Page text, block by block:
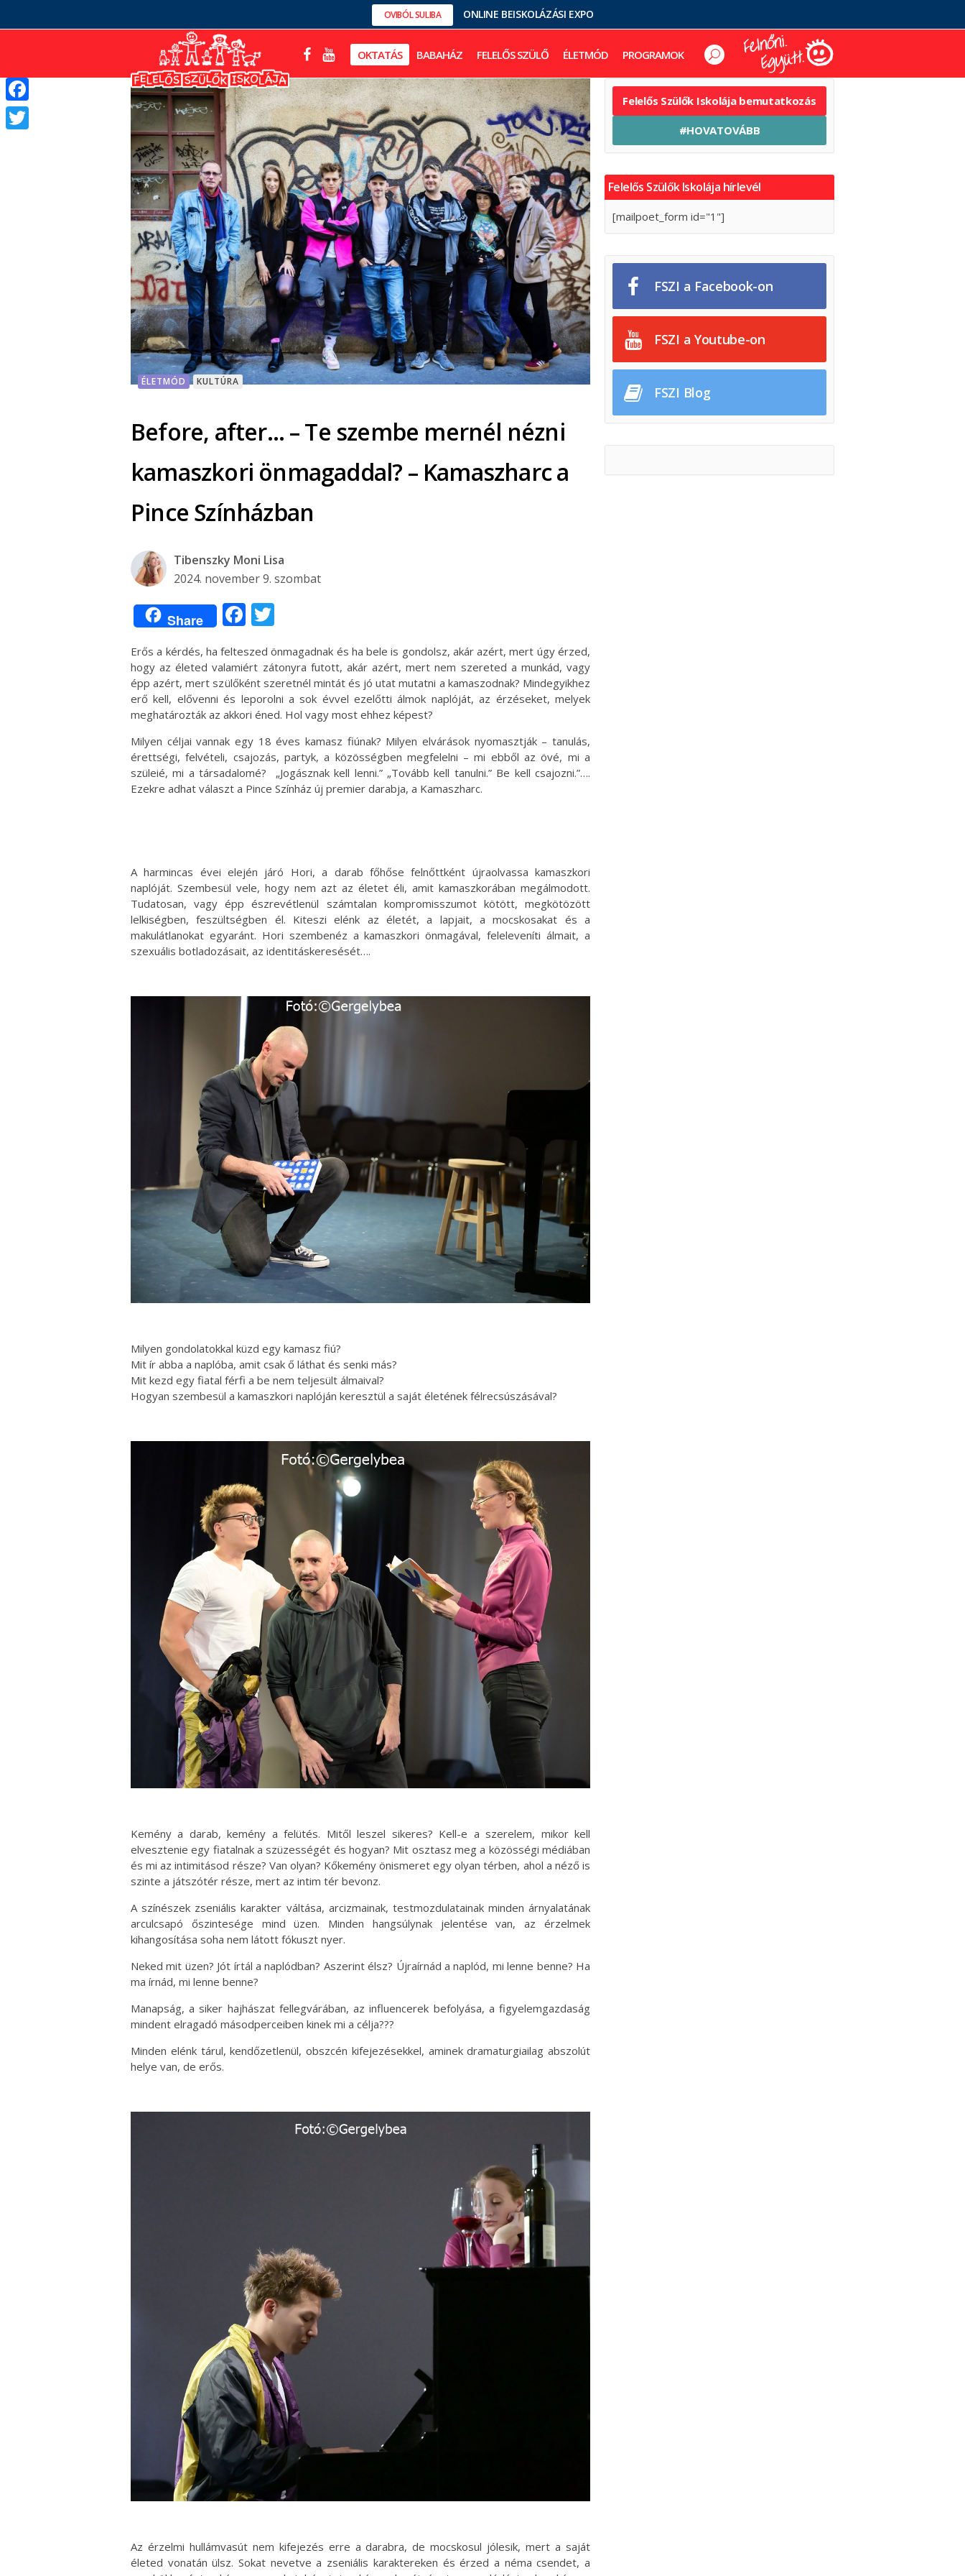
OVIBÓL SULIBA ONLINE BEISKOLÁZÁSI EXPO
OKTATÁS BABAHÁZ FELELŐS SZÜLŐ ÉLETMÓD PROGRAMOK
ÉLETMÓD KULTÚRA
Before, after… – Te szembe mernél nézni
kamaszkori önmagaddal? – Kamaszharc a
Pince Színházban
Tibenszky Moni Lisa
2024. november 9. szombat
Share Facebook
Erős a kérdés, ha felteszed önmagadnak és ha bele is gondolsz, akár azért, mert úgy érzed,
hogy az életed valamiért zátonyra futott, akár azért, mert nem szereted a munkád, vagy
épp azért, mert szülőként szeretnél mintát és jó utat mutatni a kamaszodnak? Mindegyikhez
erő kell, elővenni és leporolni a sok évvel ezelőtti álmok naplóját, az érzéseket, melyek
meghatározták az akkori éned. Hol vagy most ehhez képest?
Milyen céljai vannak egy 18 éves kamasz fiúnak? Milyen elvárások nyomasztják – tanulás,
érettségi, felvételi, csajozás, partyk, a közösségben megfelelni – mi ebből az övé, mi a
szüleié, mi a társadalomé? „Jogásznak kell lenni.” „Tovább kell tanulni.” Be kell csajozni.”….
Ezekre adhat választ a Pince Színház új premier darabja, a Kamaszharc.
A harmincas évei elején járó Hori, a darab főhőse felnőttként újraolvassa kamaszkori
naplóját. Szembesül vele, hogy nem azt az életet éli, amit kamaszkorában megálmodott.
Tudatosan, vagy épp észrevétlenül számtalan kompromisszumot kötött, megkötözött
lelkiségben, feszültségben él. Kiteszi elénk az életét, a lapjait, a mocskosakat és a
makulátlanokat egyaránt. Hori szembenéz a kamaszkori önmagával, feleleveníti álmait, a
szexuális botladozásait, az identitáskeresését….
Milyen gondolatokkal küzd egy kamasz fiú?
Mit ír abba a naplóba, amit csak ő láthat és senki más?
Mit kezd egy fiatal férfi a be nem teljesült álmaival?
Hogyan szembesül a kamaszkori naplóján keresztül a saját életének félrecsúszásával?
Kemény a darab, kemény a felütés. Mitől leszel sikeres? Kell-e a szerelem, mikor kell
elvesztenie egy fiatalnak a szüzességét és hogyan? Mit osztasz meg a közösségi médiában
és mi az intimitásod része? Van olyan? Kőkemény önismeret egy olyan térben, ahol a néző is
szinte a játszótér része, mert az intim tér bevonz.
A színészek zseniális karakter váltása, arcizmainak, testmozdulatainak minden árnyalatának
arculcsapó őszintesége mind üzen. Minden hangsúlynak jelentése van, az érzelmek
kihangosítása soha nem látott fókuszt nyer.
Neked mit üzen? Jót írtál a naplódban? Aszerint élsz? Újraírnád a naplód, mi lenne benne? Ha
ma írnád, mi lenne benne?
Manapság, a siker hajhászat fellegvárában, az influencerek befolyása, a figyelemgazdaság
mindent elragadó másodperceiben kinek mi a célja???
Minden elénk tárul, kendőzetlenül, obszcén kifejezésekkel, aminek dramaturgiailag abszolút
helye van, de erős.
Az érzelmi hullámvasút nem kifejezés erre a darabra, de mocskosul jólesik, mert a saját
életed vonatán ülsz. Sokat nevetve a zseniális karaktereken és érzed a néma csendet, a
Felelős Szülők Iskolája bemutatkozás
#HOVATOVÁBB
Felelős Szülők Iskolája hírlevél
[mailpoet_form id="1"]
FSZI a Facebook-on
FSZI a Youtube-on
FSZI Blog
Facebook